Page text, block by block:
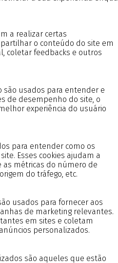
a realizar certas
o conteúdo do site em
coletar feedbacks e outros
são usados para entender e
de desempenho do site, o
experiência do usuário
para entender como os
Esses cookies ajudam a
as métricas do número de
do tráfego, etc.
usados para fornecer aos
de marketing relevantes.
em sites e coletam
personalizados.
são aqueles que estão